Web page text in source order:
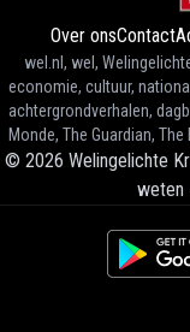
Over onsContact
wel.nl, wel,
economie, cultuur,
achtergrondverhalen,
Monde, The Guardian,
© 2026 Welingelichte
weten